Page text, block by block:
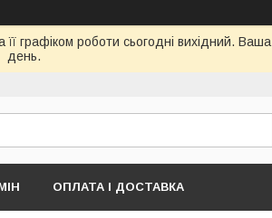
графіком роботи сьогодні вихідний.
день.
ОПЛАТА І ДОСТАВКА